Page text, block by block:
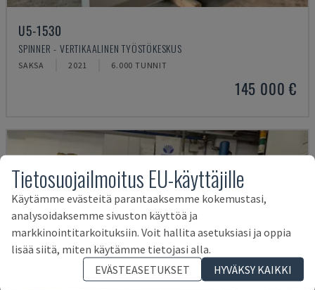
U5-1530
SPINNER - VERTIKAALINEN TYÖSTÖKESKUS
SAKSA 2021 6.000 TUNNIT
145 000 €
Tietosuojailmoitus EU-käyttäjille
Käytämme evästeitä parantaaksemme kokemustasi,
analysoidaksemme sivuston käyttöä ja
markkinointitarkoituksiin. Voit hallita asetuksiasi ja oppia
lisää siitä, miten käytämme tietojasi alla.
EVÄSTEASETUKSET
HYVÄKSY KAIKKI